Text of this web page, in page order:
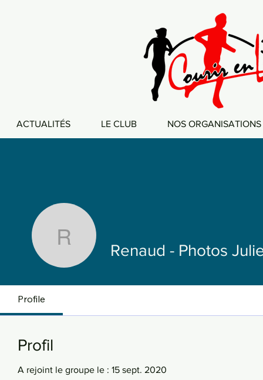
ACTUALITÉS LE CLUB NOS ORGANISATIONS
Renaud - Photos
Renaud - Photos
Profile
Profil
A rejoint le groupe le : 15 sept. 2020